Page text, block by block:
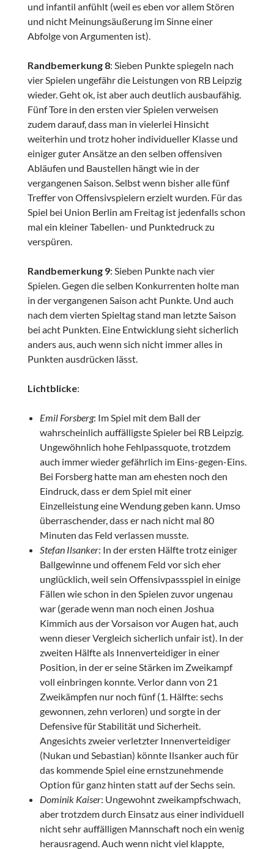
und infantil anfühlt (weil es eben vor allem Stören
und nicht Meinungsäußerung im Sinne einer
Abfolge von Argumenten ist).
Randbemerkung 8: Sieben Punkte spiegeln nach
vier Spielen ungefähr die Leistungen von RB Leipzig
wieder. Geht ok, ist aber auch deutlich ausbaufähig.
Fünf Tore in den ersten vier Spielen verweisen
zudem darauf, dass man in vielerlei Hinsicht
weiterhin und trotz hoher individueller Klasse und
einiger guter Ansätze an den selben offensiven
Abläufen und Baustellen hängt wie in der
vergangenen Saison. Selbst wenn bisher alle fünf
Treffer von Offensivspielern erzielt wurden. Für das
Spiel bei Union Berlin am Freitag ist jedenfalls schon
mal ein kleiner Tabellen- und Punktedruck zu
verspüren.
Randbemerkung 9: Sieben Punkte nach vier
Spielen. Gegen die selben Konkurrenten holte man
in der vergangenen Saison acht Punkte. Und auch
nach dem vierten Spieltag stand man letzte Saison
bei acht Punkten. Eine Entwicklung sieht sicherlich
anders aus, auch wenn sich nicht immer alles in
Punkten ausdrücken lässt.
Lichtblicke:
Emil Forsberg: Im Spiel mit dem Ball der
wahrscheinlich auffälligste Spieler bei RB Leipzig.
Ungewöhnlich hohe Fehlpassquote, trotzdem
auch immer wieder gefährlich im Eins-gegen-Eins.
Bei Forsberg hatte man am ehesten noch den
Eindruck, dass er dem Spiel mit einer
Einzelleistung eine Wendung geben kann. Umso
überraschender, dass er nach nicht mal 80
Minuten das Feld verlassen musste.
Stefan Ilsanker: In der ersten Hälfte trotz einiger
Ballgewinne und offenem Feld vor sich eher
unglücklich, weil sein Offensivpassspiel in einige
Fällen wie schon in den Spielen zuvor ungenau
war (gerade wenn man noch einen Joshua
Kimmich aus der Vorsaison vor Augen hat, auch
wenn dieser Vergleich sicherlich unfair ist). In der
zweiten Hälfte als Innenverteidiger in einer
Position, in der er seine Stärken im Zweikampf
voll einbringen konnte. Verlor dann von 21
Zweikämpfen nur noch fünf (1. Hälfte: sechs
gewonnen, zehn verloren) und sorgte in der
Defensive für Stabilität und Sicherheit.
Angesichts zweier verletzter Innenverteidiger
(Nukan und Sebastian) könnte Ilsanker auch für
das kommende Spiel eine ernstzunehmende
Option für ganz hinten statt auf der Sechs sein.
Dominik Kaiser: Ungewohnt zweikampfschwach,
aber trotzdem durch Einsatz aus einer individuell
nicht sehr auffälligen Mannschaft noch ein wenig
herausragend. Auch wenn nicht viel klappte,